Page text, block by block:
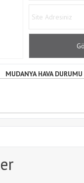
MUDANYA HAVA DURUMU